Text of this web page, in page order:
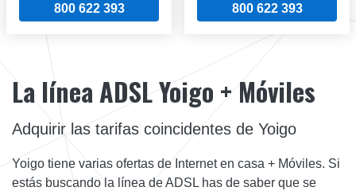
800 622 393 800 622 393
La línea ADSL Yoigo + Móviles
Adquirir las tarifas coincidentes de Yoigo
Yoigo tiene varias ofertas de Internet en casa + Móviles. Si
estás buscando la línea de ADSL has de saber que se